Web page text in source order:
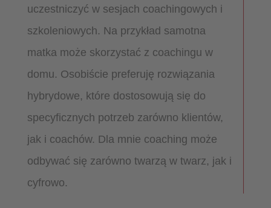
uczestniczyć w sesjach coachingowych i
szkoleniowych. Na przykład samotna
matka może skorzystać z coachingu w
domu. Osobiście preferuję rozwiązania
hybrydowe, które dostosowują się do
specyficznych potrzeb zarówno klientów,
jak i coachów. Dla mnie coaching może
odbywać się zarówno twarzą w twarz, jak i
cyfrowo.